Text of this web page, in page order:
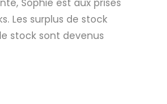
Les surplus de stock
stock sont devenus